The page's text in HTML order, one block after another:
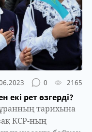
0 2165
екі рет өзгерді?
тарихына
КСР-ның